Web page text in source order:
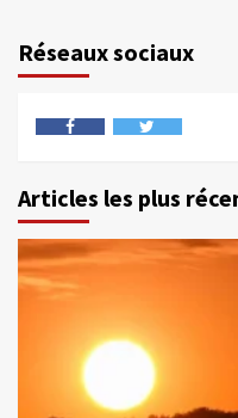
Réseaux sociaux
Articles les plus